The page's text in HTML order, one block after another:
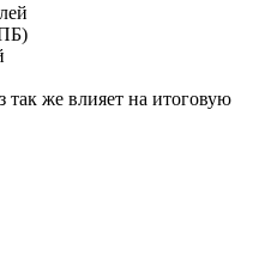
так же влияет на итоговую